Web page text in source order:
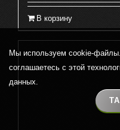
В корзину
Мы используем cookie-
соглашаетесь с этой
данных.